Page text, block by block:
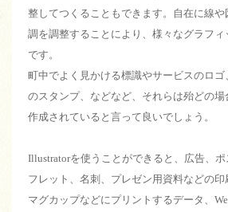
整してつくることもできます。自在に線
調を調整することにより、様々なグラフ
です。
町中でよく見かける標識やサービスのロ
のスタンプ、などなど、それらは殆どの場
作成されていると言って良いでしょう。
Illustratorを使うことができると、広告、
フレット、名刺、プレゼン用資料などの
マグカップなどにプリントするデータ、